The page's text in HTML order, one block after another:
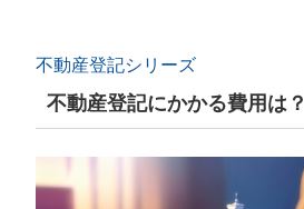
不動産登記シリーズ
不動産登記にかかる費用は？